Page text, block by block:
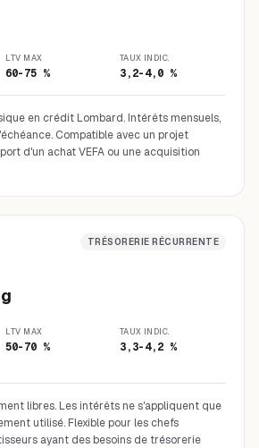
LTV MAX
60-75 %
TAUX INDIC.
3,2-4,0 %
en crédit Lombard. Intérêts mensuels,
Compatible avec un projet
d'un achat VEFA ou une acquisition
TRÉSORERIE RÉCURRENTE
LTV MAX
50-70 %
TAUX INDIC.
3,3-4,2 %
libres. Les intérêts ne s'appliquent que
utilisé. Flexible pour les chefs
ayant des besoins de trésorerie